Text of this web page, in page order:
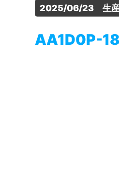
2025/06/23　生
AA1D0P-